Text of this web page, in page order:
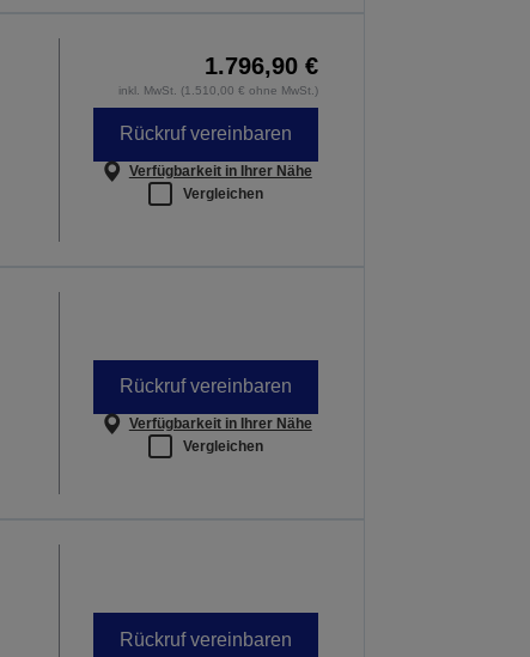
1.796,90 €
inkl. MwSt. (1.510,00 € ohne MwSt.)
Rückruf vereinbaren
Verfügbarkeit in Ihrer Nähe
Vergleichen
Rückruf vereinbaren
Verfügbarkeit in Ihrer Nähe
Vergleichen
Rückruf vereinbaren